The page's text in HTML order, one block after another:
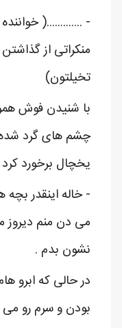
- .............(
منکراتی از
تخیلتون)
با شنیدن فوش
چشم های گرد شده
یخچال برخورد
- خاله اینقدر
می دن منم دیروز
نشون بدم .
در حالی که ابرو
بودن و سرم رو می